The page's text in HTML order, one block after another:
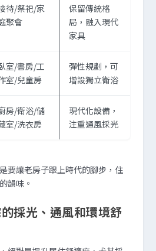
待/祭祀/家
聚會
保留傳統格
局，融入現代
家具
室/書房/工
室/兒童房
彈性規劃，可
增設獨立衛浴
房/衛浴/儲
室/洗衣房
現代化設備，
注重通風採光
要讓老房子跟上時代的腳步，住
韻味。
採光、通風和環境舒